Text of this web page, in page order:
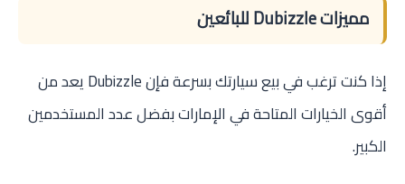
مميزات Dubizzle للبائعين
إذا كنت ترغب في بيع سيارتك بسرعة فإن Dubizzle يعد من
أقوى الخيارات المتاحة في الإمارات بفضل عدد المستخدمين
الكبير.